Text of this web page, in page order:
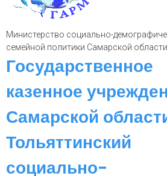
Министерство социально-
семейной политики Самарской области
Государственное
казенное
Самарской
Тольяттинский
социально-